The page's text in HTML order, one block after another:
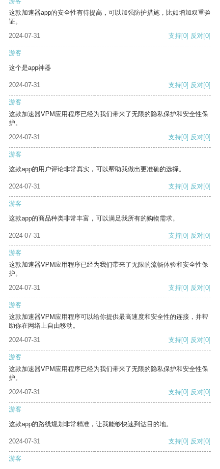
这款加速器app的安全性有待提高，可以加强防护措施，比如增加双重验
证。
2024-07-31
支持[0] 反对[0]
游客
这个是app神器
2024-07-31 支持[0] 反对[0]
游客
这款加速器VPM应用程序已经为我们带来了无限的隐私保护和安全性保
护。
2024-07-31
支持[0] 反对[0]
游客
这款app的用户评论非常真实，可以帮助我做出更准确的选择。
2024-07-31 支持[0] 反对[0]
游客
这款app的商品种类非常丰富，可以满足我所有的购物需求。
2024-07-31 支持[0] 反对[0]
游客
这款加速器VPM应用程序已经为我们带来了无限的流畅体验和安全性保
护。
2024-07-31
支持[0] 反对[0]
游客
这款加速器VPM应用程序可以给你提供最高速度和安全性的连接，并帮
助你在网络上自由移动。
2024-07-31
支持[0] 反对[0]
游客
这款加速器VPM应用程序已经为我们带来了无限的隐私保护和安全性保
护。
2024-07-31
支持[0] 反对[0]
游客
这款app的路线规划非常精准，让我能够快速到达目的地。
2024-07-31 支持[0] 反对[0]
游客